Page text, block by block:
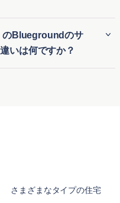
者を惹きつけ、活気ある
す。
のアメニティを融合して
力を持ち、多様な趣味や
いる方に、柔軟で便利な
の街でも、長期の契約な
居できます。
を送ることができます。
ペットに適した公園や設
ットオーナーが安心して
のBluegroundのサ
いは何ですか？
宅のようにくつろげま
さまざまなタイプの住宅